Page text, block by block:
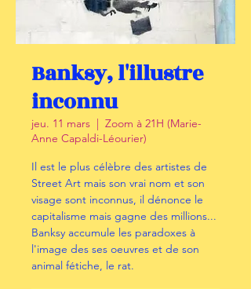
Banksy, l'illustre
inconnu
jeu. 11 mars
  |
Zoom à 21H (Marie-
Anne Capaldi-Léourier)
Il est le plus célèbre des artistes de
Street Art mais son vrai nom et son
visage sont inconnus, il dénonce le
capitalisme mais gagne des millions...
Banksy accumule les paradoxes à
l'image des ses oeuvres et de son
animal fétiche, le rat.